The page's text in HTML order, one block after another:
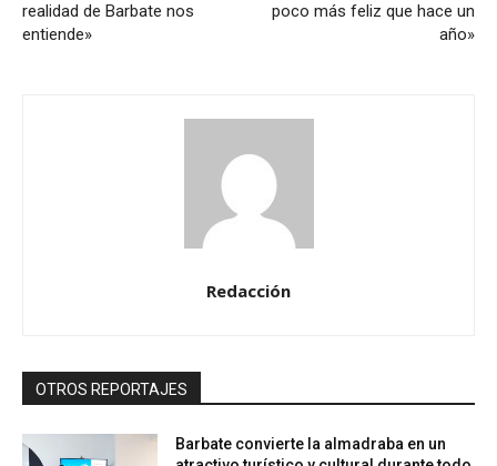
realidad de Barbate nos
entiende»
poco más feliz que hace un
año»
Redacción
OTROS REPORTAJES
Barbate convierte la almadraba en un